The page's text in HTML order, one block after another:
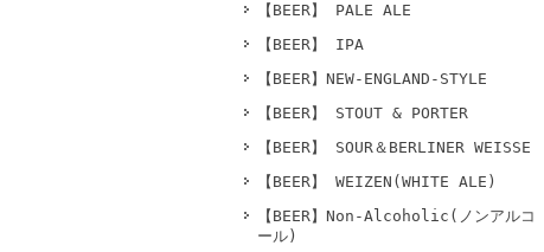
【BEER】 PALE ALE
【BEER】 IPA
【BEER】NEW-ENGLAND-STYLE
【BEER】 STOUT & PORTER
【BEER】 SOUR＆BERLINER WEISSE
【BEER】 WEIZEN(WHITE ALE)
【BEER】Non-Alcoholic(ノンアルコ
ール)